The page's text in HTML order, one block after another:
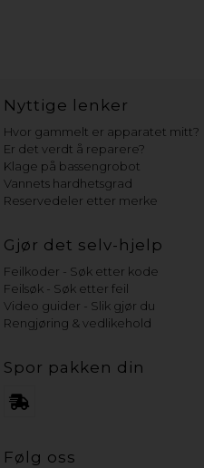
Nyttige lenker
Hvor gammelt er apparatet mitt?
Er det verdt å reparere?
Klage på bassengrobot
Vannets hardhetsgrad
Reservedeler etter merke
Gjør det selv-hjelp
Feilkoder - Søk etter kode
Feilsøk - Søk etter feil
Video guider - Slik gjør du
Rengjøring & vedlikehold
Spor pakken din
Følg oss